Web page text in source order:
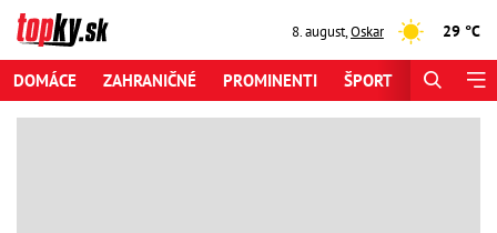
8. august,Oskar 29 °C
DOMÁCE ZAHRANIČNÉ PROMINENTI ŠPORT